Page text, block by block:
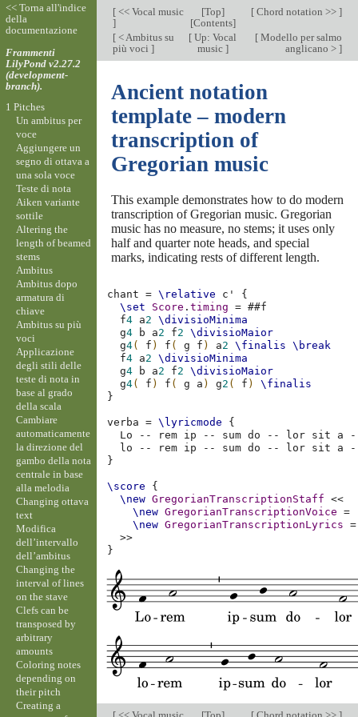
[<< Vocal music
]
[Top]
[Contents]
[Chord notation >> ]
[< Ambitus su
più voci ]
[ Up: Vocal
music ]
[Modello per salmo
anglicano > ]
Ancient notation
template – modern
transcription of
Gregorian music
This example demonstrates how to do modern
transcription of Gregorian music. Gregorian
music has no measure, no stems; it uses only
half and quarter note heads, and special
marks, indicating rests of different length.
chant = \relative c'
{
\set
Score .timing = ##f
f4 a2
\divisioMinima
g4 b a2 f2
\divisioMaior
g4( f ) f ( g f ) a2 \finalis
\break
f4 a2
\divisioMinima
g4 b a2 f2
\divisioMaior
g4( f ) f ( g a ) g2 ( f )
\finalis
}
verba = \lyricmode
{
Lo
-- rem ip -- sum do -- lor sit a
lo
-- rem ip -- sum do -- lor sit a
}
\score
{
\new GregorianTranscriptionStaff
<<
\new GregorianTranscriptionVoice =
\new GregorianTranscriptionLyrics
=
>>
}
<< Torna all'indice
della
documentazione
Frammenti
LilyPond v2.27.2
(development-
branch).
1 Pitches
Un ambitus per
voce
Aggiungere un
segno di ottava a
una sola voce
Teste di nota
Aiken variante
sottile
Altering the
length of beamed
stems
Ambitus
Ambitus dopo
armatura di
chiave
Ambitus su più
voci
Applicazione
degli stili delle
teste di nota in
base al grado
della scala
Cambiare
automaticamente
la direzione del
gambo della nota
centrale in base
alla melodia
Changing ottava
text
Modifica
dell’intervallo
dell’ambitus
Changing the
interval of lines
on the stave
Clefs can be
transposed by
arbitrary
amounts
Coloring notes
depending on
their pitch
Creating a